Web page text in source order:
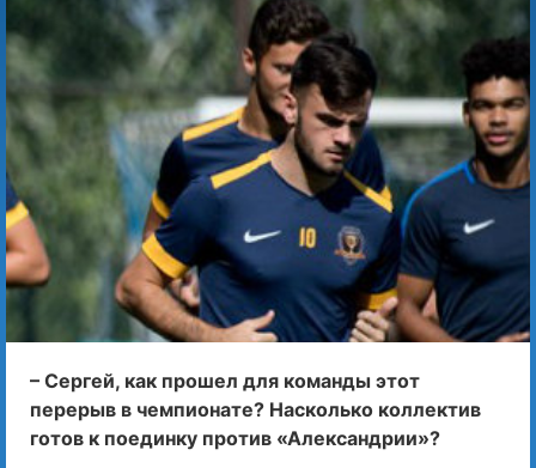
– Сергей, как прошел для команды этот
перерыв в чемпионате? Насколько коллектив
готов к поединку против «Александрии»?